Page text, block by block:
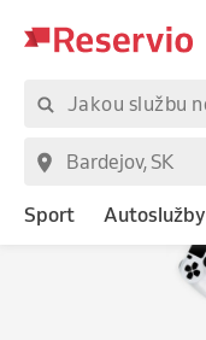
Sport Autoslužby